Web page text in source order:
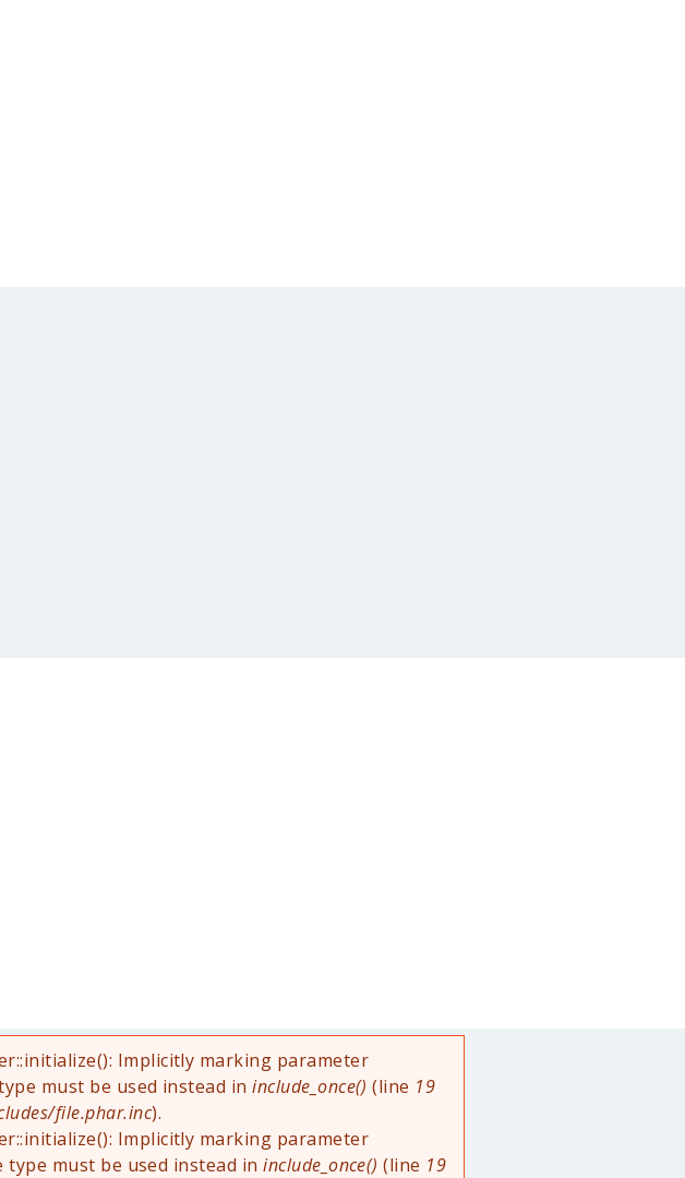
Implicitly marking parameter
must be used instead ininclude_once() (line 19
file.phar.inc).
Implicitly marking parameter
type must be used instead ininclude_once() (line 19